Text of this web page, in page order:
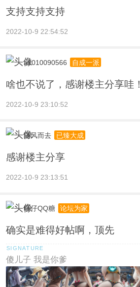
支持支持支持
2022-10-9 22:54:52
a1010090566 自成一派
啥也不说了，感谢楼主分享哇！
2022-10-9 23:10:52
随风而去 已臻大成
感谢楼主分享
2022-10-9 23:13:51
旺仔QQ糖 论坛为家
确实是难得好帖啊，顶先
傻儿子 我是你爹